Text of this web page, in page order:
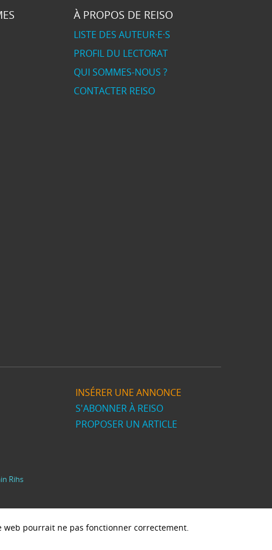
À PROPOS DE REISO
LISTE DES AUTEUR·E·S
PROFIL DU LECTORAT
QUI SOMMES-NOUS ?
CONTACTER REISO
INSÉRER UNE ANNONCE
S'ABONNER À REISO
PROPOSER UN ARTICLE
Rihs
web pourrait ne pas fonctionner correctement.